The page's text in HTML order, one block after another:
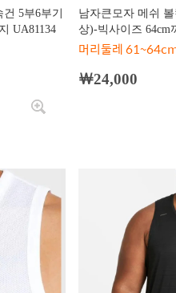
5부6부기
UA81134
남자큰모자 메쉬
상)-빅사이즈 64cm
머리둘레
￦24,000